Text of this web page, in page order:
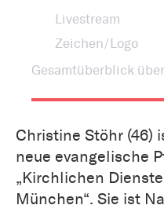
Livestream
Zeichen/Logo
Gesamtüberblick
Christine Stöhr (46)
neue evangelische
„Kirchlichen
München“. Sie ist